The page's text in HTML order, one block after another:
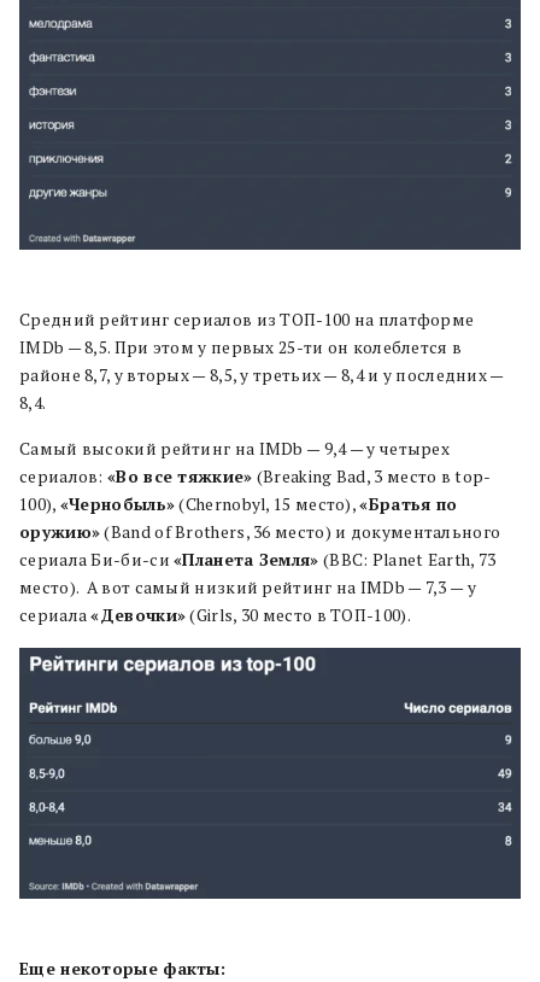
Средний рейтинг сериалов из ТОП-100 на платформе
IMDb — 8,5. При этом у первых 25-ти он колеблется в
районе 8,7, у вторых — 8,5, у третьих — 8,4 и у последних —
8,4.
Самый высокий рейтинг на IMDb — 9,4 — у четырех
сериалов: «Во все тяжкие» (Breaking Bad, 3 место в top-
100), «Чернобыль»(Chernobyl, 15 место),«Братья по
оружию»(Band of Brothers, 36 место) и документального
сериала Би-би-си«Планета Земля» (BBC: Planet Earth, 73
место). А вот самый низкий рейтинг на IMDb — 7,3 — у
сериала«Девочки»(Girls, 30 место в ТОП-100).
Еще некоторые факты: